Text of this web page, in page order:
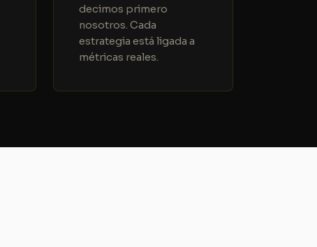
decimos primero
nosotros. Cada
estrategia está ligada a
métricas reales.